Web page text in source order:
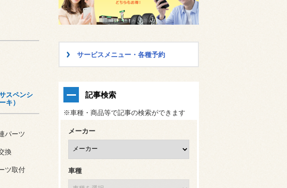
スペンシ
キ）
パーツ
換
ツ取付
サービスメニュー・各種予約
記事検索
※車種・商品等で記事の検索ができます
メーカー
車種